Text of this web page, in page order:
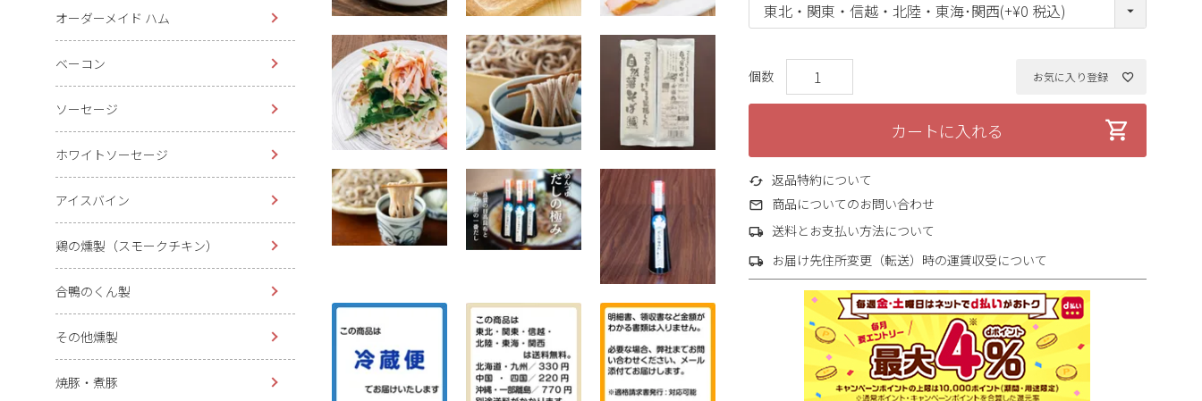
オーダーメイド ハム
ベーコン
ソーセージ
ホワイトソーセージ
アイスバイン
鶏の燻製（スモークチキン）
合鴨のくん製
その他燻製
焼豚・煮豚
お気に入り登録
カートに入れる
返品特約について
商品についてのお問い合わせ
送料とお支払い方法について
お届け先住所変更（転送）時の運賃収受について